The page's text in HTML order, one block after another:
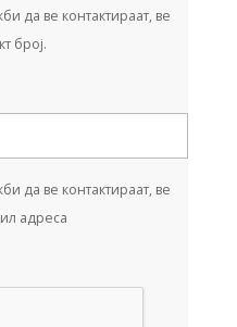
да ве контактираат, ве
број.
да ве контактираат, ве
адреса